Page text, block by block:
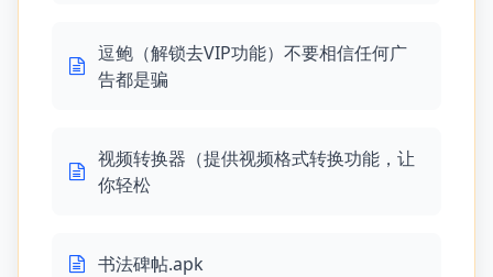
逗鲍（解锁去VIP功能）不要相信任何广
告都是骗
视频转换器（提供视频格式转换功能，让
你轻松
书法碑帖.apk